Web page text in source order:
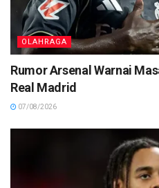
OLAHRAGA
Rumor Arsenal Warnai
Real Madrid
07/08/2026